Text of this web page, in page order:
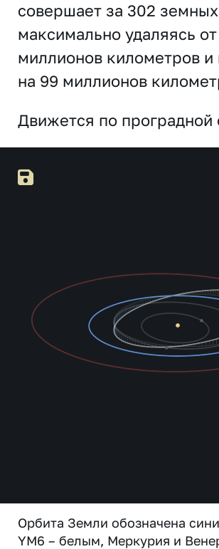
совершает за 302
максимально удаляясь
миллионов километров
на 99 миллионов
Движется по проградной
Орбита Земли обозначена
YM6 – белым, Меркурия и